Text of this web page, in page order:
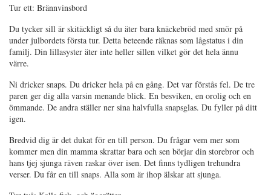
Tur ett: Brännvinsbord
Du tycker sill är skitäckligt så du äter bara knäckebröd med smör på
under julbordets första tur. Detta beteende räknas som lågstatus i din
familj. Din lillasyster äter inte heller sillen vilket gör det hela ännu
värre.
Ni dricker snaps. Du dricker hela på en gång. Det var förstås fel. De tre
paren ger dig alla varsin menande blick. En besviken, en orolig och en
ömmande. De andra ställer ner sina halvfulla snapsglas. Du fyller på ditt
igen.
Bredvid dig är det dukat för en till person. Du frågar vem mer som
kommer men din mamma skrattar bara och sen börjar din storebror och
hans tjej sjunga räven raskar över isen. Det finns tydligen trehundra
verser. Du får en till snaps. Alla som är ihop älskar att sjunga.